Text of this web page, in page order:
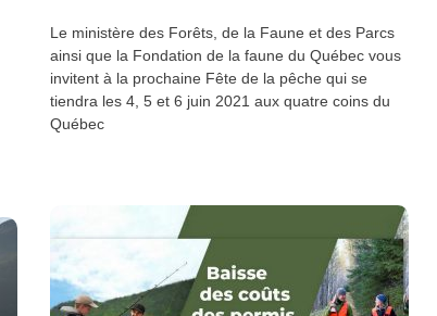
Le ministère des Forêts, de la Faune et des Parcs
ainsi que la Fondation de la faune du Québec vous
invitent à la prochaine Fête de la pêche qui se
tiendra les 4, 5 et 6 juin 2021 aux quatre coins du
Québec